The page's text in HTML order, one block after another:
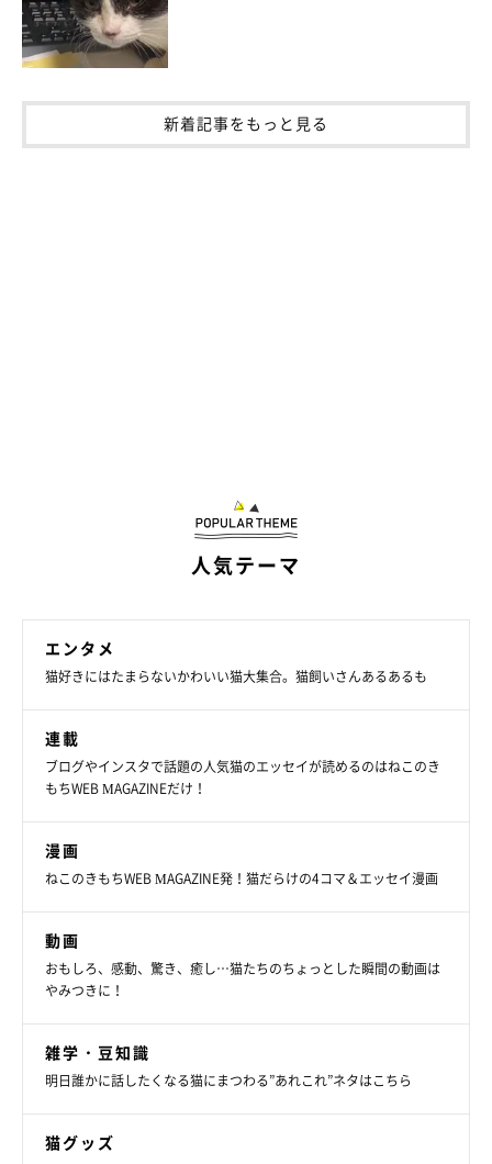
新着記事をもっと見る
人気テーマ
エンタメ
猫好きにはたまらないかわいい猫大集合。猫飼いさんあるあるも
連載
ブログやインスタで話題の人気猫のエッセイが読めるのはねこのき
もちWEB MAGAZINEだけ！
漫画
ねこのきもちWEB MAGAZINE発！猫だらけの4コマ＆エッセイ漫画
動画
おもしろ、感動、驚き、癒し…猫たちのちょっとした瞬間の動画は
やみつきに！
雑学・豆知識
明日誰かに話したくなる猫にまつわる”あれこれ”ネタはこちら
猫グッズ